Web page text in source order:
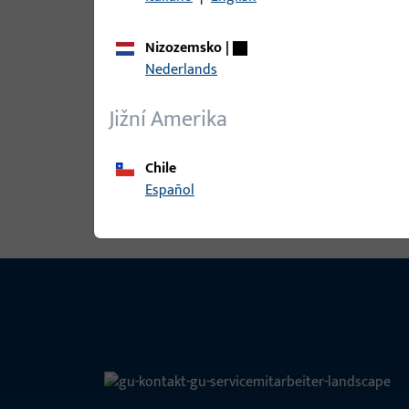
B 9000 0205 | W-
Zobrazit všechny varianty
Nizozemsko|
Nederlands
Jižní Amerika
Chile
Español